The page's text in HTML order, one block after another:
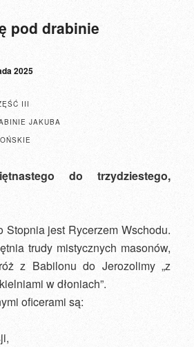
pod drabinie
2025
III
JAKUBA
do trzydziestego,
Stopnia jest Rycerzem Wschodu.
trudy mistycznych masonów,
z Babilonu do Jerozolimy „z
w dłoniach”.
oficerami są: